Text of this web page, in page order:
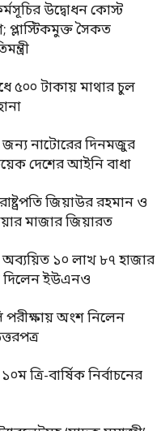
উদ্বোধন কোস্ট
প্লাস্টিকমুক্ত সৈকত
৫০০ টাকায় মাথার চুল
জন্য নাটোরের দিনমজুর
দেশের আইনি বাধা
জিয়াউর রহমান ও
মাজার জিয়ারত
অব্যয়িত ১০ লাখ ৮৭ হাজার
দিলেন ইউএনও
পরীক্ষায় অংশ নিলেন
ত্রি-বার্ষিক নির্বাচনের